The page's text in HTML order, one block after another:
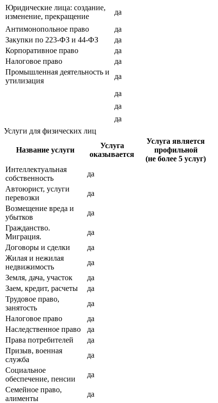
Юридические лица: создание,
изменение, прекращение
да
Антимонопольное право
да
Закупки по 223-ФЗ и 44-ФЗ
да
Корпоративное право
да
Налоговое право
да
Промышленная деятельность и
утилизация
да
да
да
да
Услуги для физических лиц
Название услуги
Услуга
оказывается
Услуга является
профильной
(не более 5 услуг)
Интеллектуальная
собственность
да
Автоюрист, услуги
перевозки
да
Возмещение вреда и
убытков
да
Гражданство.
Миграция.
да
Договоры и сделки
да
Жилая и нежилая
недвижимость
да
Земля, дача, участок
да
Заем, кредит, расчеты
да
Трудовое право,
занятость
да
Налоговое право
да
Наследственное право
да
Права потребителей
да
Призыв, военная
служба
да
Социальное
обеспечение, пенсии
да
Семейное право,
алименты
да